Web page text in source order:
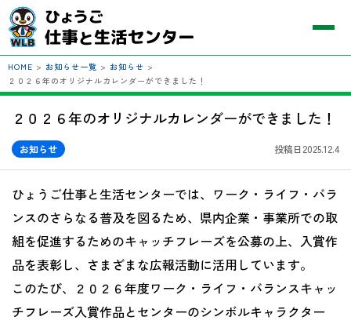
HOME > お知らせ一覧 > お知らせ >
２０２６年のオリジナルカレンダーができました！
２０２６年のオリジナルカレンダーができました！
お知らせ 投稿日2025.12.4
ひょうご仕事と生活センターでは、ワーク・ライフ・バラ
ンスのさらなる普及を図るため、県内企業・事業所での取
組を促進するためのキャッチフレーズを公募の上、入賞作
品を表彰し、さまざまな広報活動に活用しています。
このたび、２０２６年度ワーク・ライフ・バランスキャッ
チフレーズ入賞作品とセンターのシンボルキャラクター